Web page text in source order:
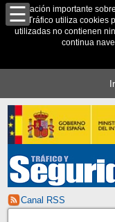
Información importante
de Tráfico utiliza cookies
utilizadas no contienen
continua
Canal RSS